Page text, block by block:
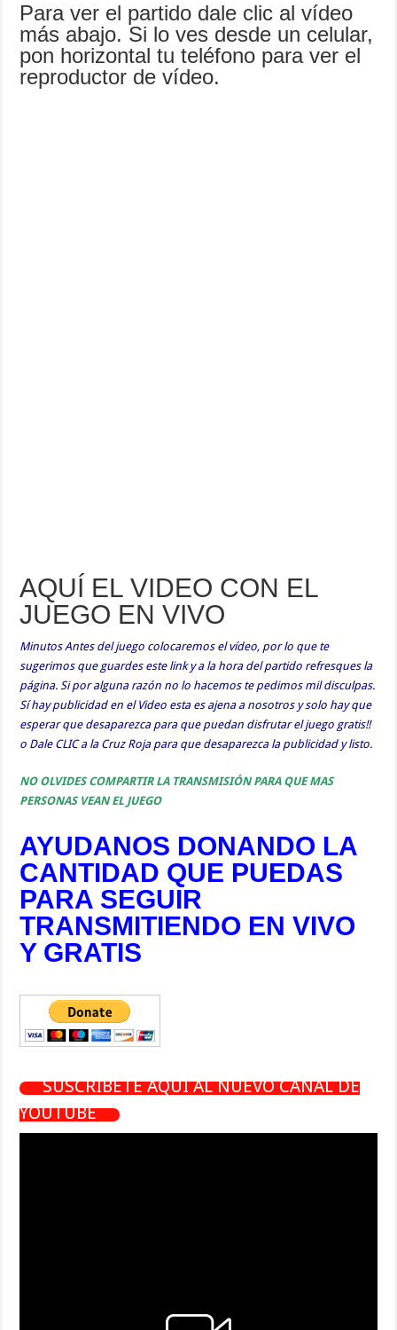
Para ver el partido dale clic al vídeo
más abajo. Si lo ves desde un celular,
pon horizontal tu teléfono para ver el
reproductor de vídeo.
AQUÍ EL VIDEO CON EL
JUEGO EN VIVO
Minutos Antes del juego colocaremos el vídeo, por lo que te
sugerimos que guardes este link y a la hora del partido refresques la
página. Si por alguna razón no lo hacemos te pedimos mil disculpas.
Sí hay publicidad en el Video esta es ajena a nosotros y solo hay que
esperar que desaparezca para que puedan disfrutar el juego gratis!!
o Dale CLIC a la Cruz Roja para que desaparezca la publicidad y listo.
NO OLVIDES COMPARTIR LA TRANSMISIÓN PARA QUE MAS
PERSONAS VEAN EL JUEGO
AYUDANOS DONANDO LA
CANTIDAD QUE PUEDAS
PARA SEGUIR
TRANSMITIENDO EN VIVO
Y GRATIS
SUSCRÍBETE AQUÍ AL NUEVO CANAL DE
YOUTUBE